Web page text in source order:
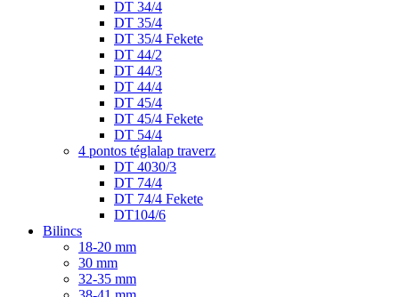
DT 34/4
DT 35/4
DT 35/4 Fekete
DT 44/2
DT 44/3
DT 44/4
DT 45/4
DT 45/4 Fekete
DT 54/4
4 pontos téglalap traverz
DT 4030/3
DT 74/4
DT 74/4 Fekete
DT104/6
Bilincs
18-20 mm
30 mm
32-35 mm